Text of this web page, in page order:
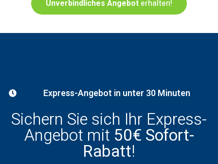
Unverbindliches Angebot erhalten!
Express-Angebot in unter 30 Minuten
Sichern Sie sich Ihr Express-
Angebot mit 50€ Sofort-
Rabatt!